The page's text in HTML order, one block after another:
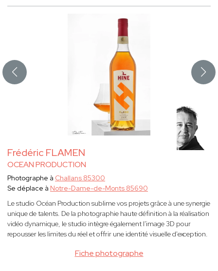
Frédéric FLAMEN
OCEAN PRODUCTION
Fiche photographe
Photographe à Challans 85300
Se déplace à Notre-Dame-de-Monts 85690
Le studio Océan Production sublime vos projets grâce à une synergie
unique de talents. De la photographie haute définition à la réalisation
vidéo dynamique, le studio intègre également l'image 3D pour
repousser les limites du réel et offrir une identité visuelle d'exception.